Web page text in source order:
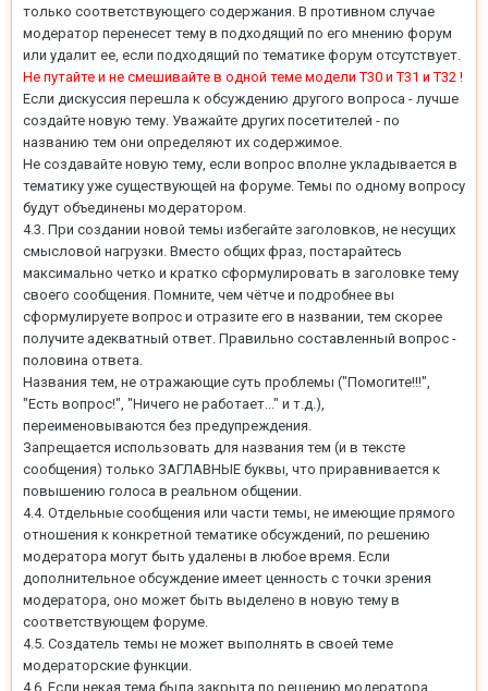
только соответствующего содержания. В противном случае
модератор перенесет тему в подходящий по его мнению форум
или удалит ее, если подходящий по тематике форум отсутствует.
Не путайте и не смешивайте в одной теме модели Т30 и Т31 и Т32 !
Если дискуссия перешла к обсуждению другого вопроса - лучше
создайте новую тему. Уважайте других посетителей - по
названию тем они определяют их содержимое.
Не создавайте новую тему, если вопрос вполне укладывается в
тематику уже существующей на форуме. Темы по одному вопросу
будут объединены модератором.
4.3. При создании новой темы избегайте заголовков, не несущих
смысловой нагрузки. Вместо общих фраз, постарайтесь
максимально четко и кратко сформулировать в заголовке тему
своего сообщения. Помните, чем чётче и подробнее вы
сформулируете вопрос и отразите его в названии, тем скорее
получите адекватный ответ. Правильно составленный вопрос -
половина ответа.
Названия тем, не отражающие суть проблемы ("Помогите!!!",
"Есть вопрос!", "Ничего не работает..." и т.д.),
переименовываются без предупреждения.
Запрещается использовать для названия тем (и в тексте
сообщения) только ЗАГЛАВНЫЕ буквы, что приравнивается к
повышению голоса в реальном общении.
4.4. Отдельные сообщения или части темы, не имеющие прямого
отношения к конкретной тематике обсуждений, по решению
модератора могут быть удалены в любое время. Если
дополнительное обсуждение имеет ценность с точки зрения
модератора, оно может быть выделено в новую тему в
соответствующем форуме.
4.5. Создатель темы не может выполнять в своей теме
модераторские функции.
4.6. Если некая тема была закрыта по решению модератора,